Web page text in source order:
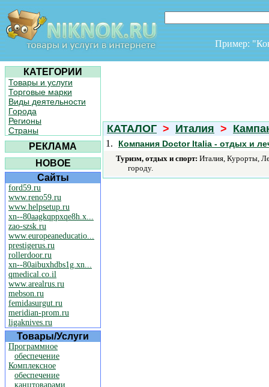
Пример:
КАТЕГОРИИ
Товары и услуги
Торговые марки
Виды деятельности
Города
Регионы
Страны
РЕКЛАМА
НОВОЕ
Сайты
ford59.ru
www.reno59.ru
www.helpsetup.ru
xn--80aagkqppxqe8h.x...
zao-szsk.ru
www.europeaneducatio...
prestigerus.ru
rollerdoor.ru
xn--80aibuxhdbs1g.xn...
qmedical.co.il
www.arealrus.ru
mebson.ru
femidasurgut.ru
meridian-prom.ru
ligaknives.ru
Товары/Услуги
Программное
обеспечение
Комплексное
обеспечение
канцтоварами
КАТАЛОГ > Италия >
1. Компания Doctor Italia - отдых и
Туризм, отдых и спорт: Италия, Курорты,
городу.